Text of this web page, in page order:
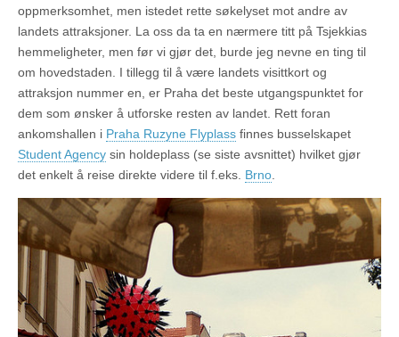
oppmerksomhet, men istedet rette søkelyset mot andre av
landets attraksjoner. La oss da ta en nærmere titt på Tsjekkias
hemmeligheter, men før vi gjør det, burde jeg nevne en ting til
om hovedstaden. I tillegg til å være landets visittkort og
attraksjon nummer en, er Praha det beste utgangspunktet for
dem som ønsker å utforske resten av landet. Rett foran
ankomshallen i Praha Ruzyne Flyplass finnes busselskapet
Student Agency sin holdeplass (se siste avsnittet) hvilket gjør
det enkelt å reise direkte videre til f.eks. Brno